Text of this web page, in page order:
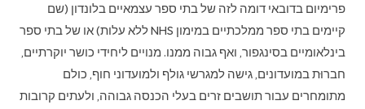
פרימיום בדובאי דומה לזה של בתי ספר עצמאיים בלונדון (שם
קיימים בתי ספר ממלכתיים במימון NHS ללא עלות) או של בתי ספר
בינלאומיים בסינגפור, ואף גבוה ממנו. מנויים ליחידי כושר יוקרתיים,
חברוּת במועדונים, גישה למגרשי גולף ולמועדוני חוף, כולם
מתומחרים עבור תושבים זרים בעלי הכנסה גבוהה, ולעתים קרובות